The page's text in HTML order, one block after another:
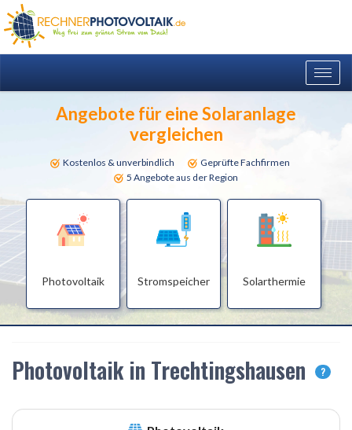
Angebote für eine Solaranlage
vergleichen
Kostenlos & unverbindlich
Geprüfte Fachfirmen
5 Angebote aus der Region
Photovoltaik Stromspeicher Solarthermie
Photovoltaik in Trechtingshausen ?